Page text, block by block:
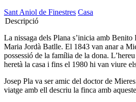
Sant Aniol de Finestres Casa
Descripció
La nissaga dels Plana s’inicia amb Benito
Maria Jordà Batlle. El 1843 van anar a
possessió de la família de la dona.
heretà la casa i fins el 1980 hi van viure
Josep Pla va ser amic del doctor de
viatge amb ell descriu la finca amb